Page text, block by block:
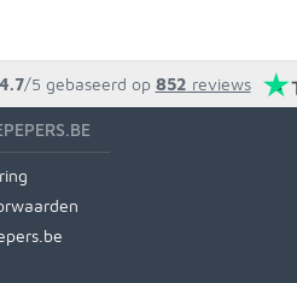
4.7/5 gebaseerd op 852 reviews